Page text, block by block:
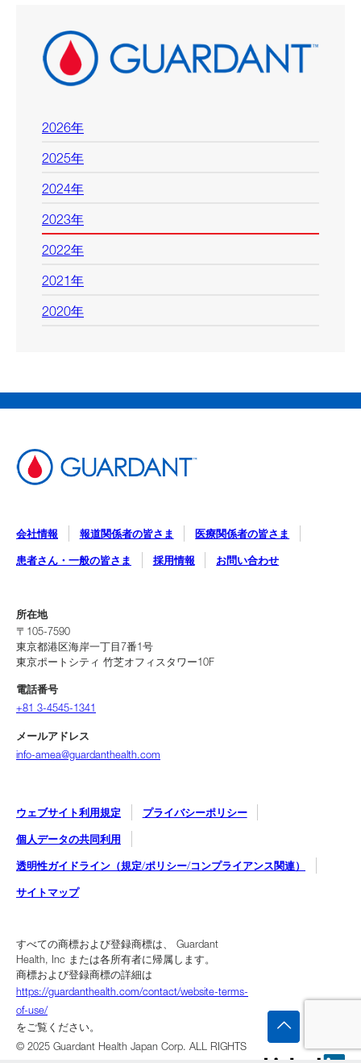
2026年
2025年
2024年
2023年
2022年
2021年
2020年
会社情報 報道関係者の皆さま 医療関係者の皆さま
患者さん・一般の皆さま 採用情報 お問い合わせ
所在地
〒105-7590
東京都港区海岸一丁目7番1号
東京ポートシティ 竹芝オフィスタワー10F
電話番号
+81 3-4545-1341
メールアドレス
info-amea@guardanthealth.com
ウェブサイト利用規定 プライバシーポリシー
個人データの共同利用
透明性ガイドライン（規定/ポリシー/コンプライアンス関連）
サイトマップ
すべての商標および登録商標は、 Guardant
Health, Inc または各所有者に帰属します。
商標および登録商標の詳細は
https://guardanthealth.com/contact/website-terms-
of-use/
をご覧ください。
© 2025 Guardant Health Japan Corp. ALL RIGHTS